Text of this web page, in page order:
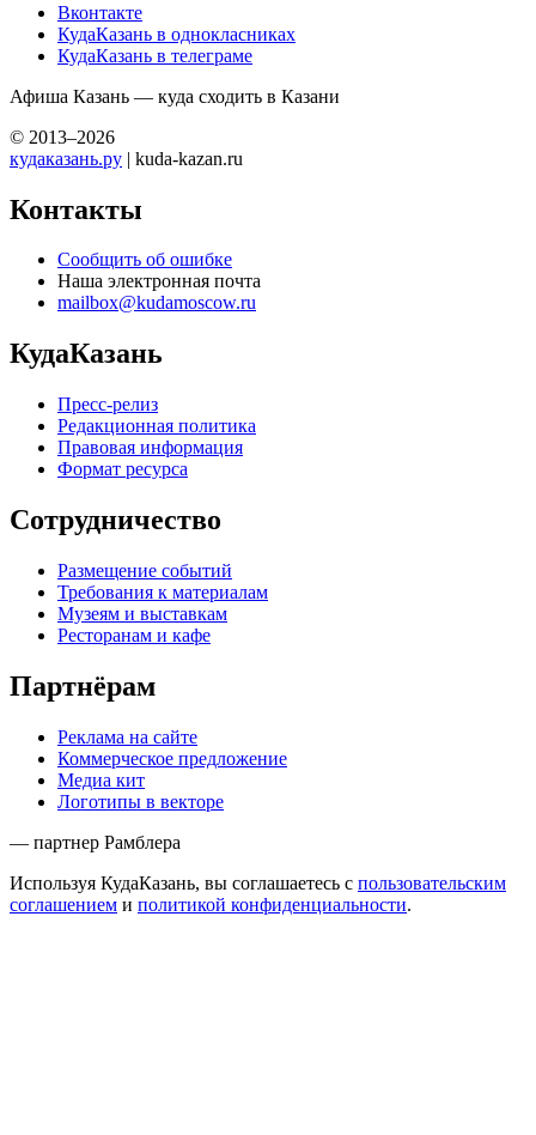
Вконтакте
КудаКазань в однокласниках
КудаКазань в телеграме
Афиша Казань — куда сходить в Казани
© 2013–2026
кудаказань.ру | kuda-kazan.ru
Контакты
Сообщить об ошибке
Наша электронная почта
mailbox@kudamoscow.ru
КудаКазань
Пресс-релиз
Редакционная политика
Правовая информация
Формат ресурса
Сотрудничество
Размещение событий
Требования к материалам
Музеям и выставкам
Ресторанам и кафе
Партнёрам
Реклама на сайте
Коммерческое предложение
Медиа кит
Логотипы в векторе
— партнер Рамблера
Используя КудаКазань, вы соглашаетесь с пользовательским
соглашением и политикой конфиденциальности.